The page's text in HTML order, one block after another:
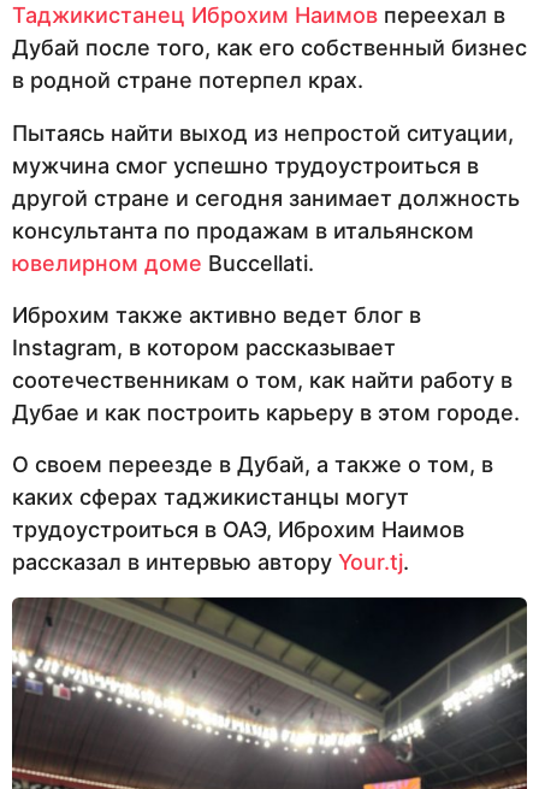
н
а
з
д
н
а
з
Таджикистанец Иброхим Наимов переехал в
Дубай после того, как его собственный бизнес
в родной стране потерпел крах.
Пытаясь найти выход из непростой ситуации,
мужчина смог успешно трудоустроиться в
другой стране и сегодня занимает должность
консультанта по продажам в итальянском
ювелирном доме Buccellati.
Иброхим также активно ведет блог в
Instagram, в котором рассказывает
соотечественникам о том, как найти работу в
Дубае и как построить карьеру в этом городе.
О своем переезде в Дубай, а также о том, в
каких сферах таджикистанцы могут
трудоустроиться в ОАЭ, Иброхим Наимов
рассказал в интервью автору Your.tj.